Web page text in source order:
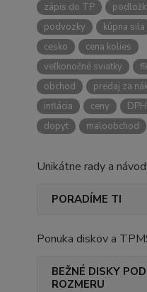
zápis do TP
podvozky
kúpna sila
cesko
cena kolies
veľkonočné sviatky
obchod
predaj za
inflácia
ceny DPH
dopyt
maloobchod
Unikátne rady a
PORADÍME TI
Ponuka diskov a
BEŽNÉ DISKY
ROZMERU